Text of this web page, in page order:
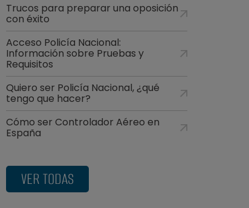
Trucos para preparar una oposición
con éxito
Acceso Policía Nacional:
Información sobre Pruebas y
Requisitos
Quiero ser Policía Nacional, ¿qué
tengo que hacer?
Cómo ser Controlador Aéreo en
España
VER TODAS